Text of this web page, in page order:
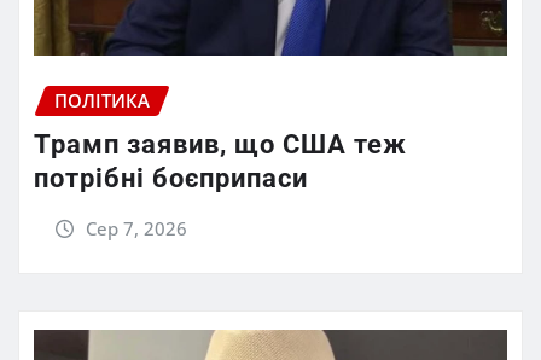
ПОЛІТИКА
Трамп заявив, що США теж
потрібні боєприпаси
Сер 7, 2026